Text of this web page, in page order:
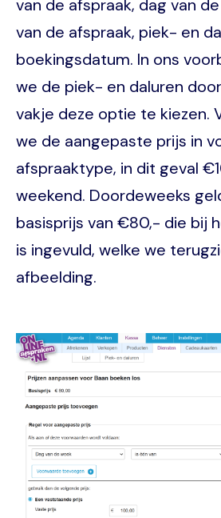
van de afspraak, dag van
van de afspraak, piek- en
boekingsdatum. In ons
we de piek- en daluren
vakje deze optie te kiezen.
we de aangepaste prijs in
afspraaktype, in dit geval
weekend. Doordeweeks
basisprijs van €80,- die bij
is ingevuld, welke we
afbeelding.
Image